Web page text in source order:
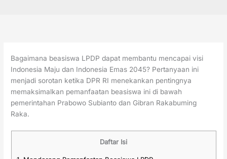
Bagaimana beasiswa LPDP dapat membantu mencapai visi
Indonesia Maju dan Indonesia Emas 2045? Pertanyaan ini
menjadi sorotan ketika DPR RI menekankan pentingnya
memaksimalkan pemanfaatan beasiswa ini di bawah
pemerintahan Prabowo Subianto dan Gibran Rakabuming
Raka.
Daftar Isi